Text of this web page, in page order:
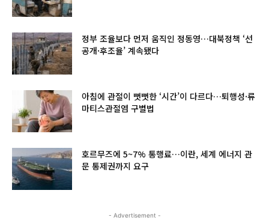
정부 조율보다 먼저 움직인 정동영…대북정책 ‘선
공개·후조율’ 계속됐다
아침에 관절이 뻣뻣한 ‘시간’이 다르다…퇴행성·류
마티스관절염 구별법
호르무즈에 5~7% 통행료…이란, 세계 에너지 관
문 통제권까지 요구
- Advertisement -